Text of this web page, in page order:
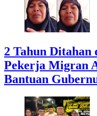
2 Tahun Ditahan
Pekerja Migran
Bantuan